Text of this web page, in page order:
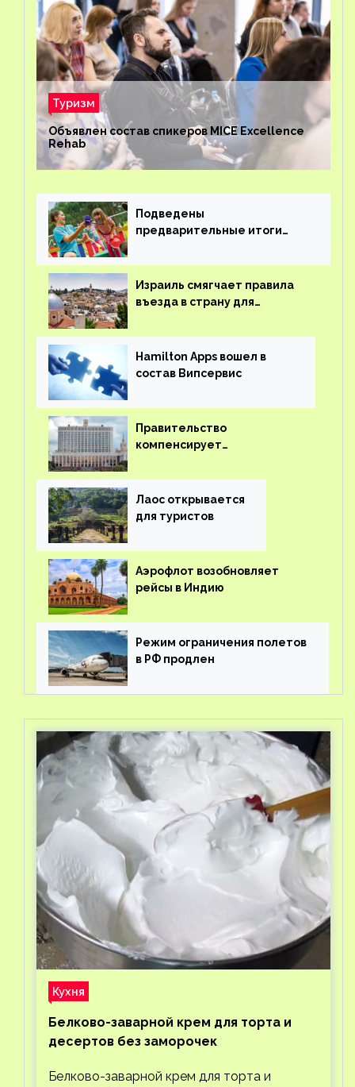
Туризм
Объявлен состав спикеров MICE Excellence
Rehab
Подведены
предварительные итоги
Израиль смягчает правила
въезда в страну для
Hamilton Apps вошел в
состав Випсервис
Правительство
компенсирует
вывоз россиян из-за рубежа
Лаос открывается
для туристов
Аэрофлот возобновляет
рейсы в Индию
Режим ограничения полетов
в РФ продлен
Кухня
Белково-заварной крем для торта и
десертов без заморочек
Белково-заварной крем для торта и